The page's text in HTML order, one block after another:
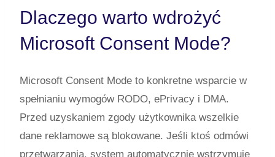
Dlaczego warto wdrożyć
Microsoft Consent Mode?
Microsoft Consent Mode to konkretne wsparcie w
spełnianiu wymogów RODO, ePrivacy i DMA.
Przed uzyskaniem zgody użytkownika wszelkie
dane reklamowe są blokowane. Jeśli ktoś odmówi
przetwarzania, system automatycznie wstrzymuje